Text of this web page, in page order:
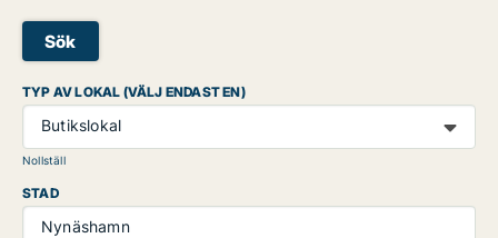
Sök
TYP AV LOKAL (VÄLJ ENDAST EN)
Butikslokal
Nollställ
STAD
Nynäshamn